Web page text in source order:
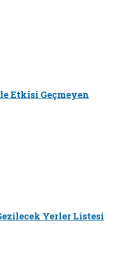
Etkisi Geçmeyen
Yerler Listesi